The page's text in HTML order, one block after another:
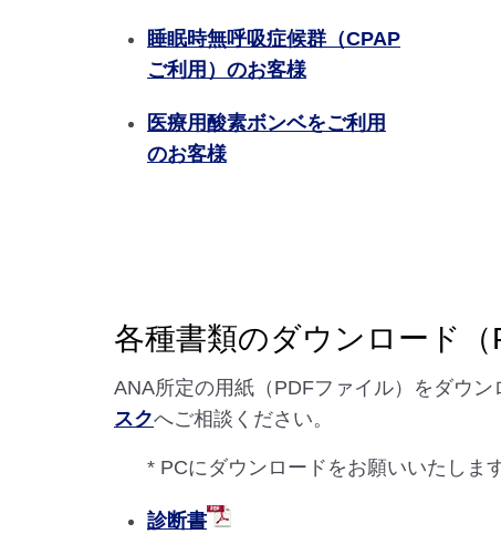
睡眠時無呼吸症候群（CPAP
ご利用）のお客様
医療用酸素ボンベをご利用
のお客様
各種書類のダウンロード（
ANA所定の用紙（PDFファイル）をダウ
スクへご相談ください。
* PCにダウンロードをお願いいたしま
診断書